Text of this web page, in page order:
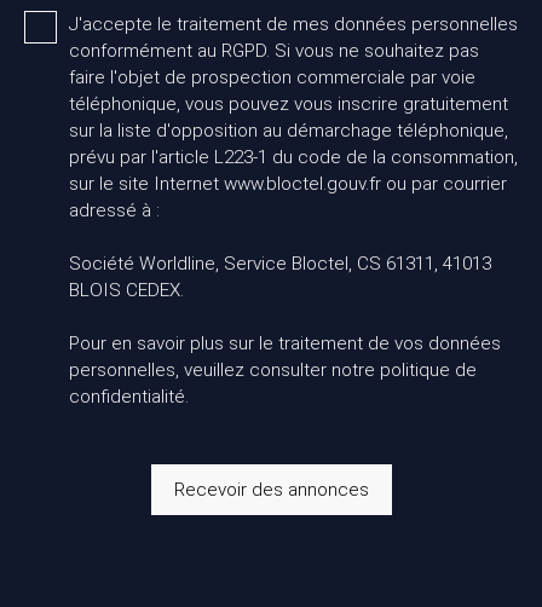
J'accepte le traitement de mes données personnelles
conformément au RGPD. Si vous ne souhaitez pas
faire l'objet de prospection commerciale par voie
téléphonique, vous pouvez vous inscrire gratuitement
sur la liste d'opposition au démarchage téléphonique,
prévu par l'article L223-1 du code de la consommation,
sur le site Internet www.bloctel.gouv.fr ou par courrier
adressé à :
Société Worldline, Service Bloctel, CS 61311, 41013
BLOIS CEDEX.
Pour en savoir plus sur le traitement de vos données
personnelles, veuillez consulter notre politique de
confidentialité.
Recevoir des annonces